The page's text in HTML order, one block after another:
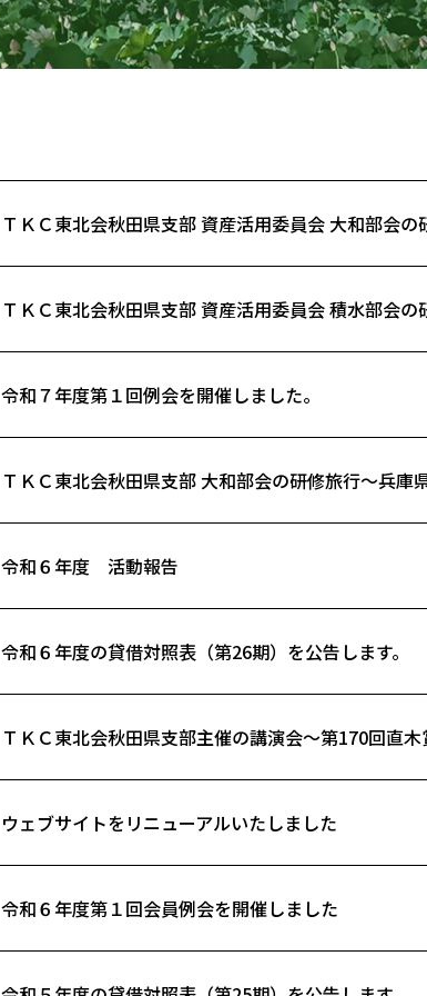
ＴＫＣ東北会秋田県支部 資産活用委員会 大和部会の
ＴＫＣ東北会秋田県支部 資産活用委員会 積水部会の
令和７年度第１回例会を開催しました。
ＴＫＣ東北会秋田県支部 大和部会の研修旅行～兵庫
令和６年度 活動報告
令和６年度の貸借対照表（第26期）を公告します。
ＴＫＣ東北会秋田県支部主催の講演会～第170回直
ウェブサイトをリニューアルいたしました
令和６年度第１回会員例会を開催しました